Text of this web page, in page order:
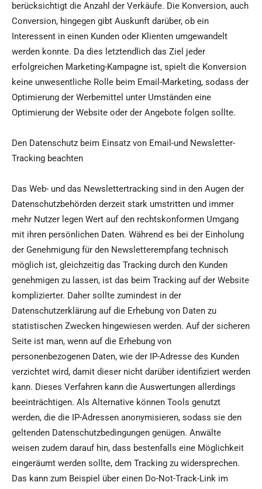
berücksichtigt die Anzahl der Verkäufe. Die Konversion, auch
Conversion, hingegen gibt Auskunft darüber, ob ein
Interessent in einen Kunden oder Klienten umgewandelt
werden konnte. Da dies letztendlich das Ziel jeder
erfolgreichen Marketing-Kampagne ist, spielt die Konversion
keine unwesentliche Rolle beim Email-Marketing, sodass der
Optimierung der Werbemittel unter Umständen eine
Optimierung der Website oder der Angebote folgen sollte.
Den Datenschutz beim Einsatz von Email-und Newsletter-
Tracking beachten
Das Web- und das Newslettertracking sind in den Augen der
Datenschutzbehörden derzeit stark umstritten und immer
mehr Nutzer legen Wert auf den rechtskonformen Umgang
mit ihren persönlichen Daten. Während es bei der Einholung
der Genehmigung für den Newsletterempfang technisch
möglich ist, gleichzeitig das Tracking durch den Kunden
genehmigen zu lassen, ist das beim Tracking auf der Website
komplizierter. Daher sollte zumindest in der
Datenschutzerklärung auf die Erhebung von Daten zu
statistischen Zwecken hingewiesen werden. Auf der sicheren
Seite ist man, wenn auf die Erhebung von
personenbezogenen Daten, wie der IP-Adresse des Kunden
verzichtet wird, damit dieser nicht darüber identifiziert werden
kann. Dieses Verfahren kann die Auswertungen allerdings
beeinträchtigen. Als Alternative können Tools genutzt
werden, die die IP-Adressen anonymisieren, sodass sie den
geltenden Datenschutzbedingungen genügen. Anwälte
weisen zudem darauf hin, dass bestenfalls eine Möglichkeit
eingeräumt werden sollte, dem Tracking zu widersprechen.
Das kann zum Beispiel über einen Do-Not-Track-Link im